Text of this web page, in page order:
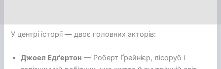
У центрі історії — двоє головних акторів:
Джоел Едґертон — Роберт Ґрейнієр, лісоруб і